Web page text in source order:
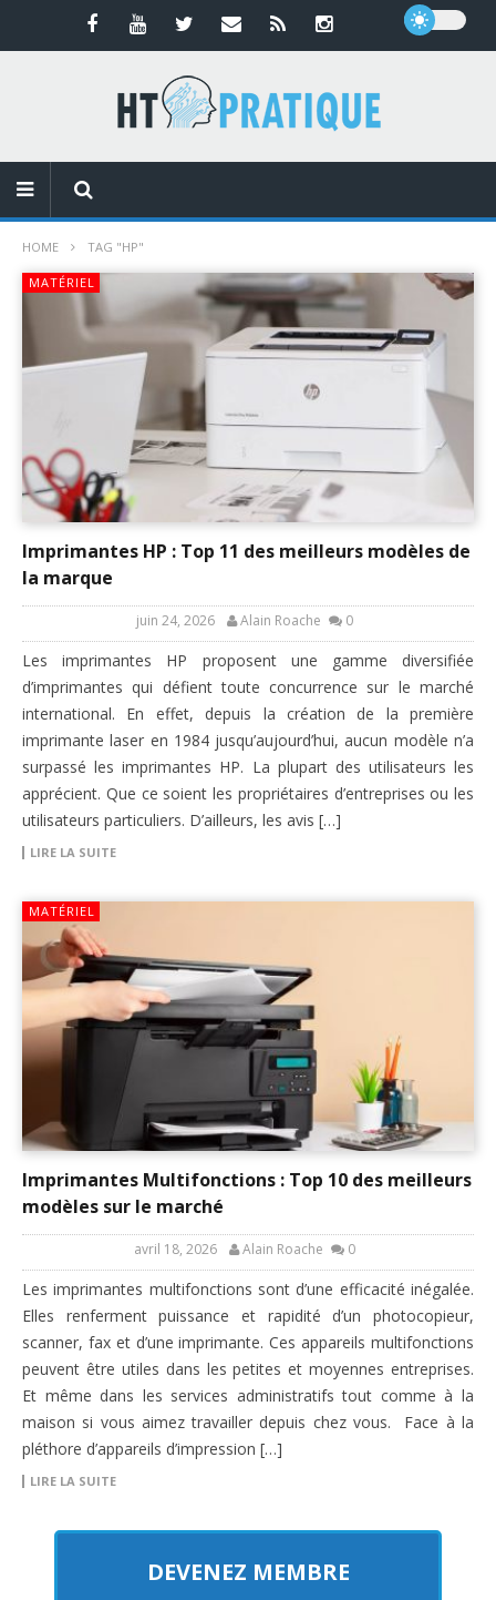
HOME TAG "HP"
MATÉRIEL
Imprimantes HP : Top 11 des meilleurs modèles de
la marque
juin 24, 2026 Alain Roache 0
Les imprimantes HP proposent une gamme diversifiée
d’imprimantes qui défient toute concurrence sur le marché
international. En effet, depuis la création de la première
imprimante laser en 1984 jusqu’aujourd’hui, aucun modèle n’a
surpassé les imprimantes HP. La plupart des utilisateurs les
apprécient. Que ce soient les propriétaires d’entreprises ou les
utilisateurs particuliers. D’ailleurs, les avis […]
LIRE LA SUITE
MATÉRIEL
Imprimantes Multifonctions : Top 10 des meilleurs
modèles sur le marché
avril 18, 2026 Alain Roache 0
Les imprimantes multifonctions sont d’une efficacité inégalée.
Elles renferment puissance et rapidité d’un photocopieur,
scanner, fax et d’une imprimante. Ces appareils multifonctions
peuvent être utiles dans les petites et moyennes entreprises.
Et même dans les services administratifs tout comme à la
maison si vous aimez travailler depuis chez vous. Face à la
pléthore d’appareils d’impression […]
LIRE LA SUITE
DEVENEZ MEMBRE